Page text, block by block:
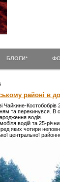
БЛОГИ*
районі в
Чайкине-
та перекинувся. В
водія.
водій та 25-
яких чотири
центральної